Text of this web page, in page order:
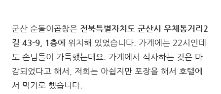
군산 순돌이곱창은 전북특별자치도 군산시 우체통거리2
길 43-9, 1층에 위치해 있었습니다. 가게에는 22시인데
도 손님들이 가득했는데요. 가게에서 식사하는 것은 마
감되었다고 해서, 저희는 아쉽지만 포장을 해서 호텔에
서 먹기로 했습니다.